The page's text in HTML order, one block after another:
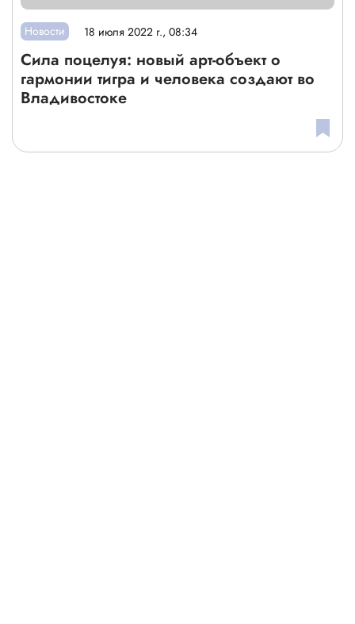
Новости 18 июля 2022 г., 08:34
Сила поцелуя: новый арт-объект о
гармонии тигра и человека создают во
Владивостоке